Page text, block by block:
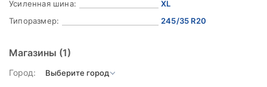
Усиленная шина:
XL
Типоразмер:
245/35 R20
Магазины (1)
Город: